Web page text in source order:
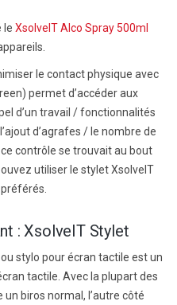
le XsolveIT Alco Spray 500ml
le contact physique avec
permet d’accéder aux
d’un travail / fonctionnalités
d’agrafes / le nombre de
contrôle se trouvait au bout
utiliser le stylet XsolveIT
: XsolveIT Stylet
stylo pour écran tactile est un
tactile. Avec la plupart des
biros normal, l’autre côté